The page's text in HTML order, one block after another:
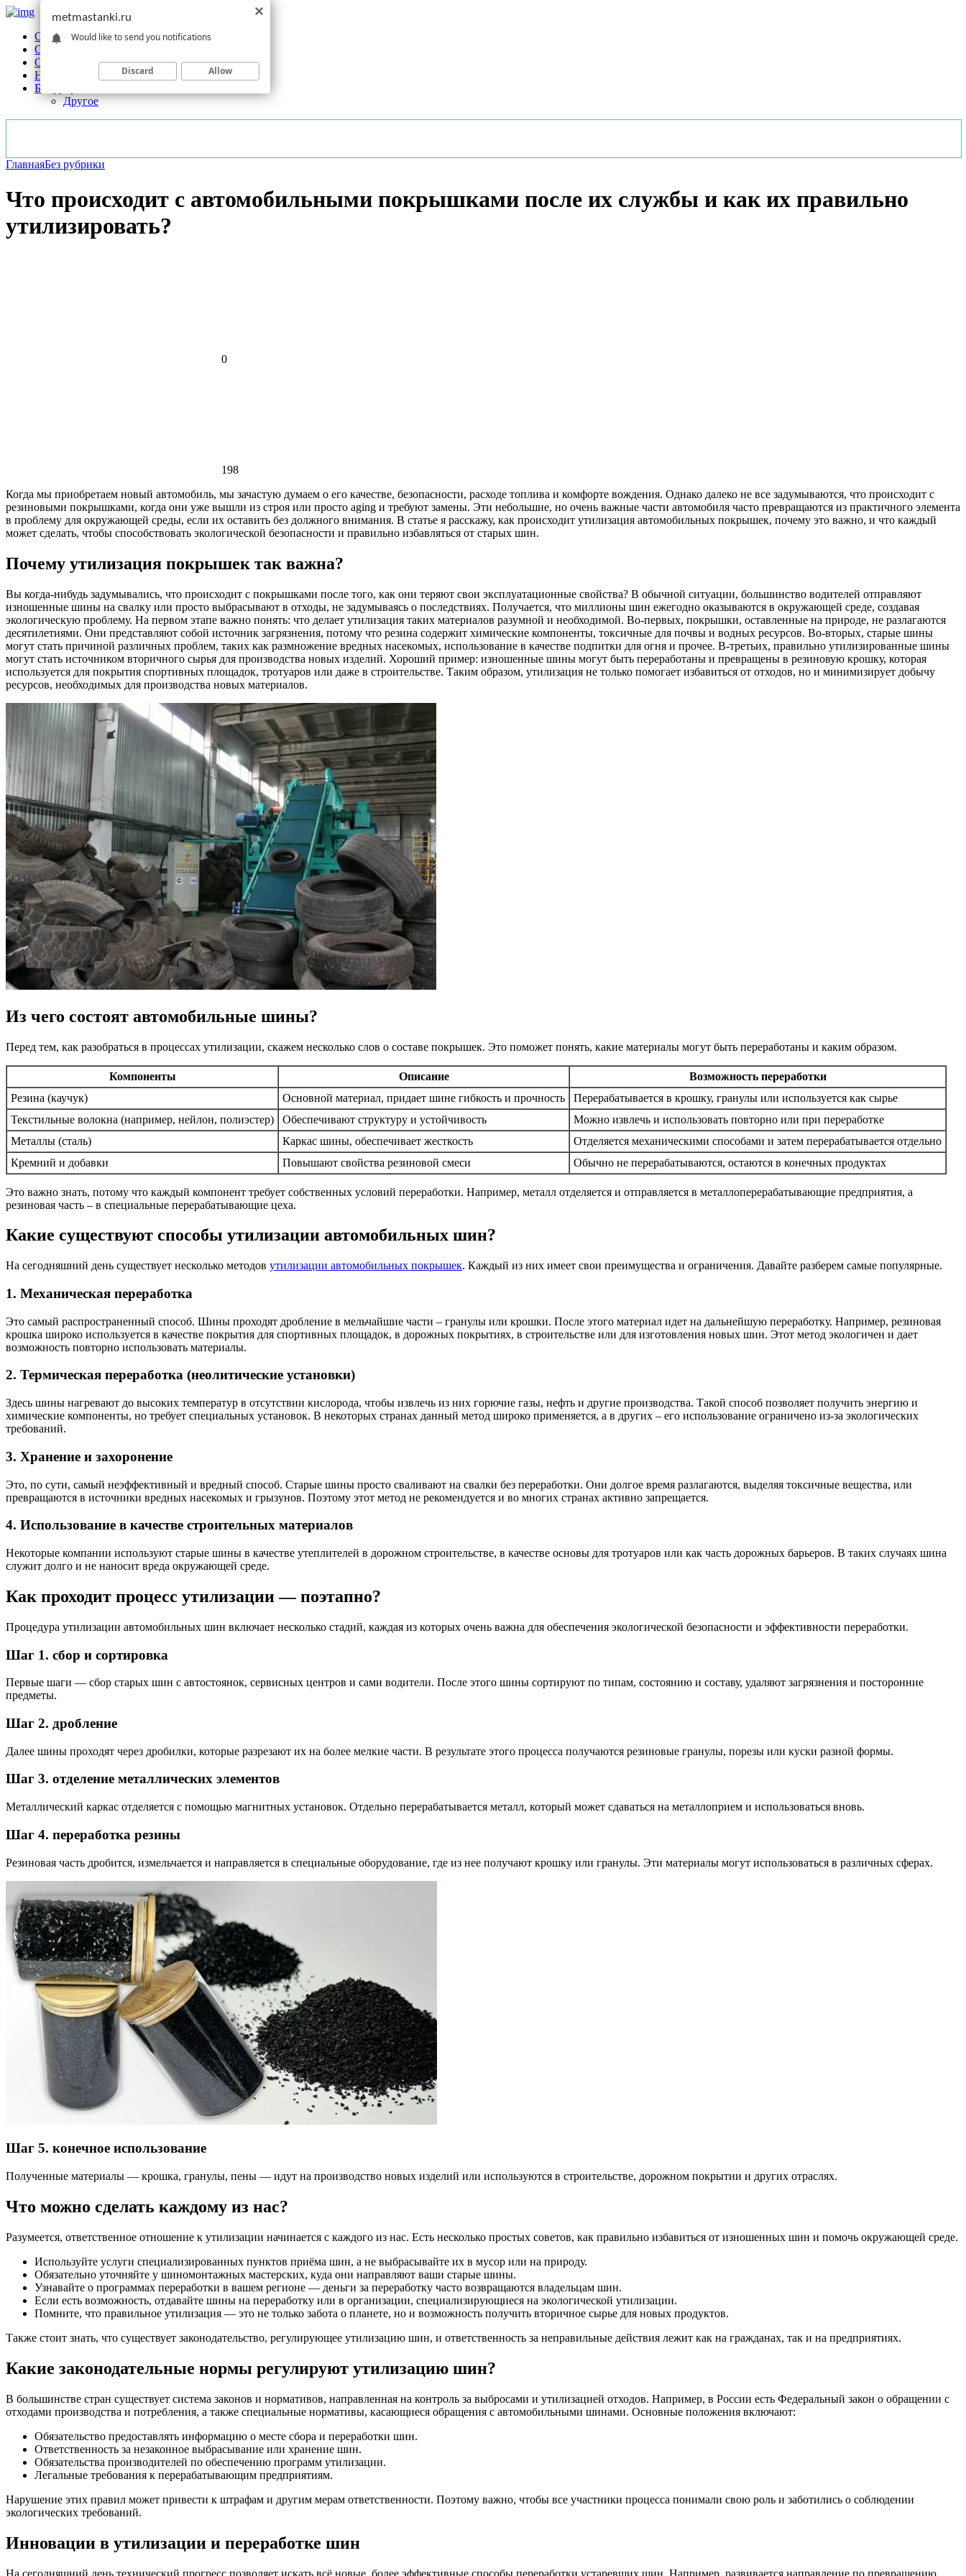
Обзоры станков
Оборудование
Обработка
Новости отрасли
Без рубрики
Другое
ГлавнаяБез рубрики
Что происходит с автомобильными покрышками после их службы и как их правильно
утилизировать?
0
198
Когда мы приобретаем новый автомобиль, мы зачастую думаем о его качестве, безопасности, расходе топлива и комфорте вождения. Однако далеко не все задумываются, что происходит с
резиновыми покрышками, когда они уже вышли из строя или просто aging и требуют замены. Эти небольшие, но очень важные части автомобиля часто превращаются из практичного элемента
в проблему для окружающей среды, если их оставить без должного внимания. В статье я расскажу, как происходит утилизация автомобильных покрышек, почему это важно, и что каждый
может сделать, чтобы способствовать экологической безопасности и правильно избавляться от старых шин.
Почему утилизация покрышек так важна?
Вы когда-нибудь задумывались, что происходит с покрышками после того, как они теряют свои эксплуатационные свойства? В обычной ситуации, большинство водителей отправляют
изношенные шины на свалку или просто выбрасывают в отходы, не задумываясь о последствиях. Получается, что миллионы шин ежегодно оказываются в окружающей среде, создавая
экологическую проблему. На первом этапе важно понять: что делает утилизация таких материалов разумной и необходимой. Во-первых, покрышки, оставленные на природе, не разлагаются
десятилетиями. Они представляют собой источник загрязнения, потому что резина содержит химические компоненты, токсичные для почвы и водных ресурсов. Во-вторых, старые шины
могут стать причиной различных проблем, таких как размножение вредных насекомых, использование в качестве подпитки для огня и прочее. В-третьих, правильно утилизированные шины
могут стать источником вторичного сырья для производства новых изделий. Хороший пример: изношенные шины могут быть переработаны и превращены в резиновую крошку, которая
используется для покрытия спортивных площадок, тротуаров или даже в строительстве. Таким образом, утилизация не только помогает избавиться от отходов, но и минимизирует добычу
ресурсов, необходимых для производства новых материалов.
Из чего состоят автомобильные шины?
Перед тем, как разобраться в процессах утилизации, скажем несколько слов о составе покрышек. Это поможет понять, какие материалы могут быть переработаны и каким образом.
Компоненты Описание
Возможность переработки
Резина (каучук)
Основной материал, придает шине гибкость и прочность
Перерабатывается в крошку, гранулы или используется как сырье
Текстильные волокна (например, нейлон, полиэстер)
Обеспечивают структуру и устойчивость
Можно извлечь и использовать повторно или при переработке
Металлы (сталь)
Каркас шины, обеспечивает жесткость
Отделяется механическими способами и затем перерабатывается отдельно
Кремний и добавки
Повышают свойства резиновой смеси Обычно не перерабатываются, остаются в конечных продуктах
Это важно знать, потому что каждый компонент требует собственных условий переработки. Например, металл отделяется и отправляется в металлоперерабатывающие предприятия, а
резиновая часть – в специальные перерабатывающие цеха.
Какие существуют способы утилизации автомобильных шин?
На сегодняшний день существует несколько методов утилизации автомобильных покрышек. Каждый из них имеет свои преимущества и ограничения. Давайте разберем самые популярные.
1. Механическая переработка
Это самый распространенный способ. Шины проходят дробление в мельчайшие части – гранулы или крошки. После этого материал идет на дальнейшую переработку. Например, резиновая
крошка широко используется в качестве покрытия для спортивных площадок, в дорожных покрытиях, в строительстве или для изготовления новых шин. Этот метод экологичен и дает
возможность повторно использовать материалы.
2. Термическая переработка (неолитические установки)
Здесь шины нагревают до высоких температур в отсутствии кислорода, чтобы извлечь из них горючие газы, нефть и другие производства. Такой способ позволяет получить энергию и
химические компоненты, но требует специальных установок. В некоторых странах данный метод широко применяется, а в других – его использование ограничено из-за экологических
требований.
3. Хранение и захоронение
Это, по сути, самый неэффективный и вредный способ. Старые шины просто сваливают на свалки без переработки. Они долгое время разлагаются, выделяя токсичные вещества, или
превращаются в источники вредных насекомых и грызунов. Поэтому этот метод не рекомендуется и во многих странах активно запрещается.
4. Использование в качестве строительных материалов
Некоторые компании используют старые шины в качестве утеплителей в дорожном строительстве, в качестве основы для тротуаров или как часть дорожных барьеров. В таких случаях шина
служит долго и не наносит вреда окружающей среде.
Как проходит процесс утилизации — поэтапно?
Процедура утилизации автомобильных шин включает несколько стадий, каждая из которых очень важна для обеспечения экологической безопасности и эффективности переработки.
Шаг 1. сбор и сортировка
Первые шаги — сбор старых шин с автостоянок, сервисных центров и сами водители. После этого шины сортируют по типам, состоянию и составу, удаляют загрязнения и посторонние
предметы.
Шаг 2. дробление
Далее шины проходят через дробилки, которые разрезают их на более мелкие части. В результате этого процесса получаются резиновые гранулы, порезы или куски разной формы.
Шаг 3. отделение металлических элементов
Металлический каркас отделяется с помощью магнитных установок. Отдельно перерабатывается металл, который может сдаваться на металлоприем и использоваться вновь.
Шаг 4. переработка резины
Резиновая часть дробится, измельчается и направляется в специальные оборудование, где из нее получают крошку или гранулы. Эти материалы могут использоваться в различных сферах.
Шаг 5. конечное использование
Полученные материалы — крошка, гранулы, пены — идут на производство новых изделий или используются в строительстве, дорожном покрытии и других отраслях.
Что можно сделать каждому из нас?
Разумеется, ответственное отношение к утилизации начинается с каждого из нас. Есть несколько простых советов, как правильно избавиться от изношенных шин и помочь окружающей среде.
Используйте услуги специализированных пунктов приёма шин, а не выбрасывайте их в мусор или на природу.
Обязательно уточняйте у шиномонтажных мастерских, куда они направляют ваши старые шины.
Узнавайте о программах переработки в вашем регионе — деньги за переработку часто возвращаются владельцам шин.
Если есть возможность, отдавайте шины на переработку или в организации, специализирующиеся на экологической утилизации.
Помните, что правильное утилизация — это не только забота о планете, но и возможность получить вторичное сырье для новых продуктов.
Также стоит знать, что существует законодательство, регулирующее утилизацию шин, и ответственность за неправильные действия лежит как на гражданах, так и на предприятиях.
Какие законодательные нормы регулируют утилизацию шин?
В большинстве стран существует система законов и нормативов, направленная на контроль за выбросами и утилизацией отходов. Например, в России есть Федеральный закон о обращении с
отходами производства и потребления, а также специальные нормативы, касающиеся обращения с автомобильными шинами. Основные положения включают:
Обязательство предоставлять информацию о месте сбора и переработки шин.
Ответственность за незаконное выбрасывание или хранение шин.
Обязательства производителей по обеспечению программ утилизации.
Легальные требования к перерабатывающим предприятиям.
Нарушение этих правил может привести к штрафам и другим мерам ответственности. Поэтому важно, чтобы все участники процесса понимали свою роль и заботились о соблюдении
экологических требований.
Инновации в утилизации и переработке шин
На сегодняшний день технический прогресс позволяет искать всё новые, более эффективные способы переработки устаревших шин. Например, развивается направление по превращению
metmastanki.ru
Would like to send you notifications
Discard Allow